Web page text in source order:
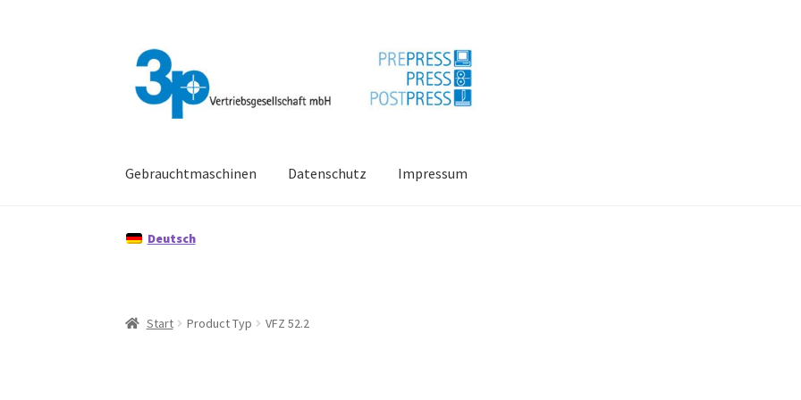
Navigation
springen
Zum
Inhalt
springen
Gebrauchtmaschinen Datenschutz Impressum
Deutsch
Start Product Typ VFZ 52.2